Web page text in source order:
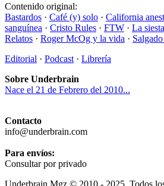
Contenido original:
Bastardos · Café (y) solo · California
sanguínea · Cristo Rules · FTW · La
Relatos · Roger McOg y la vida ·
Editorial · Podcast · Librería
Sobre Underbrain
Nace el 21 de Febrero del 2010...
Contacto
info@underbrain.com
Para envíos:
Consultar por privado
Underbrain Mgz © 2010 - 2025. Todos